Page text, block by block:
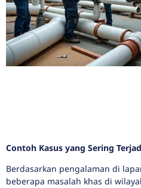
Contoh Kasus yang Sering
Berdasarkan pengalaman di
beberapa masalah khas di